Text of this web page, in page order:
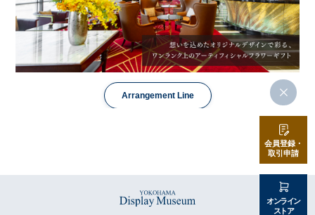
Arrangement Line
会員登録・
取引申請
オンライン
ストア